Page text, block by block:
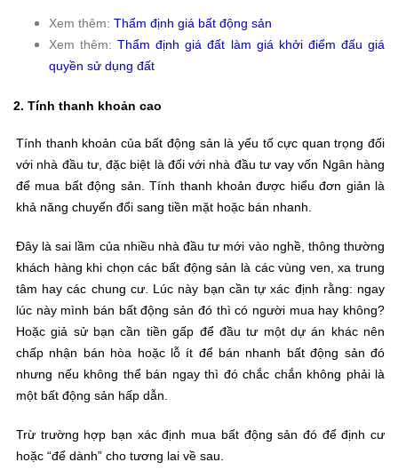
Xem thêm: Thẩm định giá bất động sản
Xem thêm: Thẩm định giá đất làm giá khởi điểm đấu giá
quyền sử dụng đất
2. Tính thanh khoản cao
Tính thanh khoản của bất động sản là yếu tố cực quan trọng đối
với nhà đầu tư, đặc biệt là đối với nhà đầu tư vay vốn Ngân hàng
để mua bất động sản. Tính thanh khoản được hiểu đơn giản là
khả năng chuyển đổi sang tiền mặt hoặc bán nhanh.
Đây là sai lầm của nhiều nhà đầu tư mới vào nghề, thông thường
khách hàng khi chọn các bất động sản là các vùng ven, xa trung
tâm hay các chung cư. Lúc này bạn cần tự xác định rằng: ngay
lúc này mình bán bất động sản đó thì có người mua hay không?
Hoặc giả sử bạn cần tiền gấp để đầu tư một dự án khác nên
chấp nhận bán hòa hoặc lỗ ít để bán nhanh bất động sản đó
nhưng nếu không thể bán ngay thì đó chắc chắn không phải là
một bất động sản hấp dẫn.
Trừ trường hợp bạn xác định mua bất động sản đó để định cư
hoặc “để dành” cho tương lai về sau.